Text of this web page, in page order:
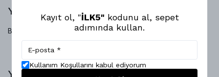
Yorumlar
Bu ürün için henüz yorum yapılmamış.
Yorumlar
Kayıt ol, "İLK5" kodunu al, sepet
adımında kullan.
Kullanım Koşullarını kabul ediyorum